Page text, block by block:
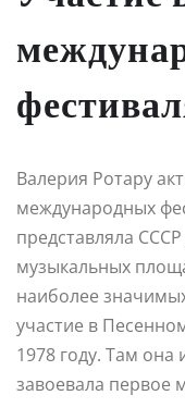
Валерия Ротару
международных
представляла
музыкальных
наиболее
участие в
1978 году. Там
завоевала первое